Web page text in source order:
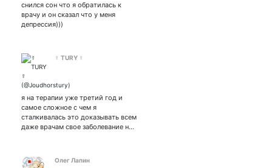
снился сон что я обратилась к
врачу и он сказал что у меня
депрессия)))
☿ TURY ☿
я на терапии уже третий год и
самое сложное с чем я
сталкивалась это доказывать всем
даже врачам свое заболевание н…
Олег Лапин